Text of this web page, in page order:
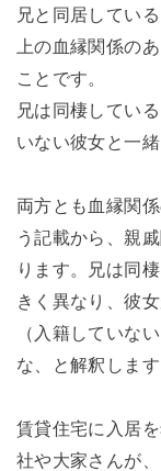
兄と同居してい
上の血縁関係の
ことです。
兄は同棲してい
いない彼女と一
両方とも血縁関
う記載から、親
ります。兄は同
きく異なり、彼
（入籍していな
な、と解釈します
賃貸住宅に入居
社や大家さんが